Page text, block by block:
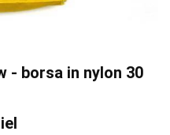
- borsa in nylon 30